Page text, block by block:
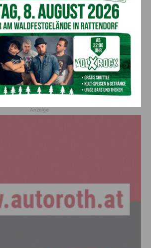
Lorbeer in Gold für Herwig
8. August 2026
Santonino“ wird heute gespielt –
Premiere von gestern Abend
morgen nachgeholt
8. August 2026
Anzeige